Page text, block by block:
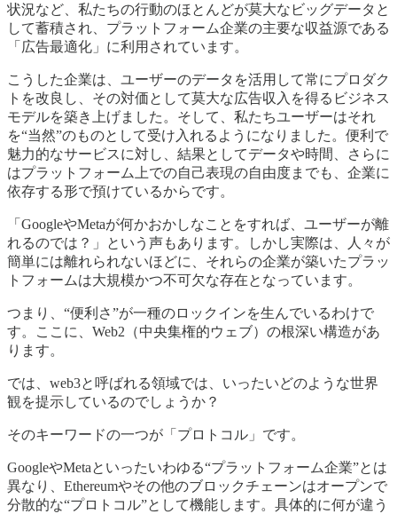
状況など、私たちの行動のほとんどが莫大なビッグデータと
して蓄積され、プラットフォーム企業の主要な収益源である
「広告最適化」に利用されています。
こうした企業は、ユーザーのデータを活用して常にプロダク
トを改良し、その対価として莫大な広告収入を得るビジネス
モデルを築き上げました。そして、私たちユーザーはそれ
を“当然”のものとして受け入れるようになりました。便利で
魅力的なサービスに対し、結果としてデータや時間、さらに
はプラットフォーム上での自己表現の自由度までも、企業に
依存する形で預けているからです。
「GoogleやMetaが何かおかしなことをすれば、ユーザーが離
れるのでは？」という声もあります。しかし実際は、人々が
簡単には離れられないほどに、それらの企業が築いたプラッ
トフォームは大規模かつ不可欠な存在となっています。
つまり、“便利さ”が一種のロックインを生んでいるわけで
す。ここに、Web2（中央集権的ウェブ）の根深い構造があ
ります。
では、web3と呼ばれる領域では、いったいどのような世界
観を提示しているのでしょうか？
そのキーワードの一つが「プロトコル」です。
GoogleやMetaといったいわゆる“プラットフォーム企業”とは
異なり、Ethereumやその他のブロックチェーンはオープンで
分散的な“プロトコル”として機能します。具体的に何が違う